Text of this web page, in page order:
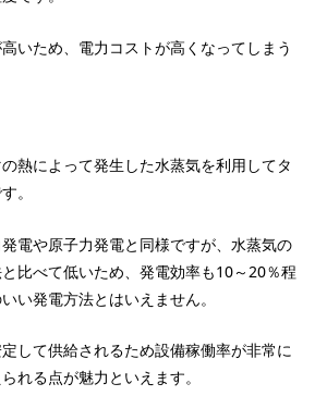
いため、電力コストが高くなってしまう
熱によって発生した水蒸気を利用してタ
。
電や原子力発電と同様ですが、水蒸気の
比べて低いため、発電効率も10～20％程
い発電方法とはいえません。
して供給されるため設備稼働率が非常に
れる点が魅力といえます。